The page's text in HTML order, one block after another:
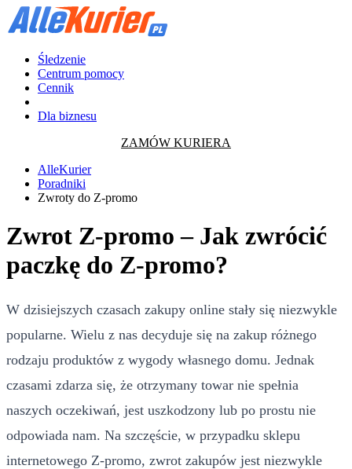
Śledzenie
Centrum pomocy
Cennik
Dla biznesu
ZAMÓW KURIERA
AlleKurier
Poradniki
Zwroty do Z-promo
Zwrot Z-promo – Jak zwrócić
paczkę do Z-promo?
W dzisiejszych czasach zakupy online stały się niezwykle
popularne. Wielu z nas decyduje się na zakup różnego
rodzaju produktów z wygody własnego domu. Jednak
czasami zdarza się, że otrzymany towar nie spełnia
naszych oczekiwań, jest uszkodzony lub po prostu nie
odpowiada nam. Na szczęście, w przypadku sklepu
internetowego Z-promo, zwrot zakupów jest niezwykle